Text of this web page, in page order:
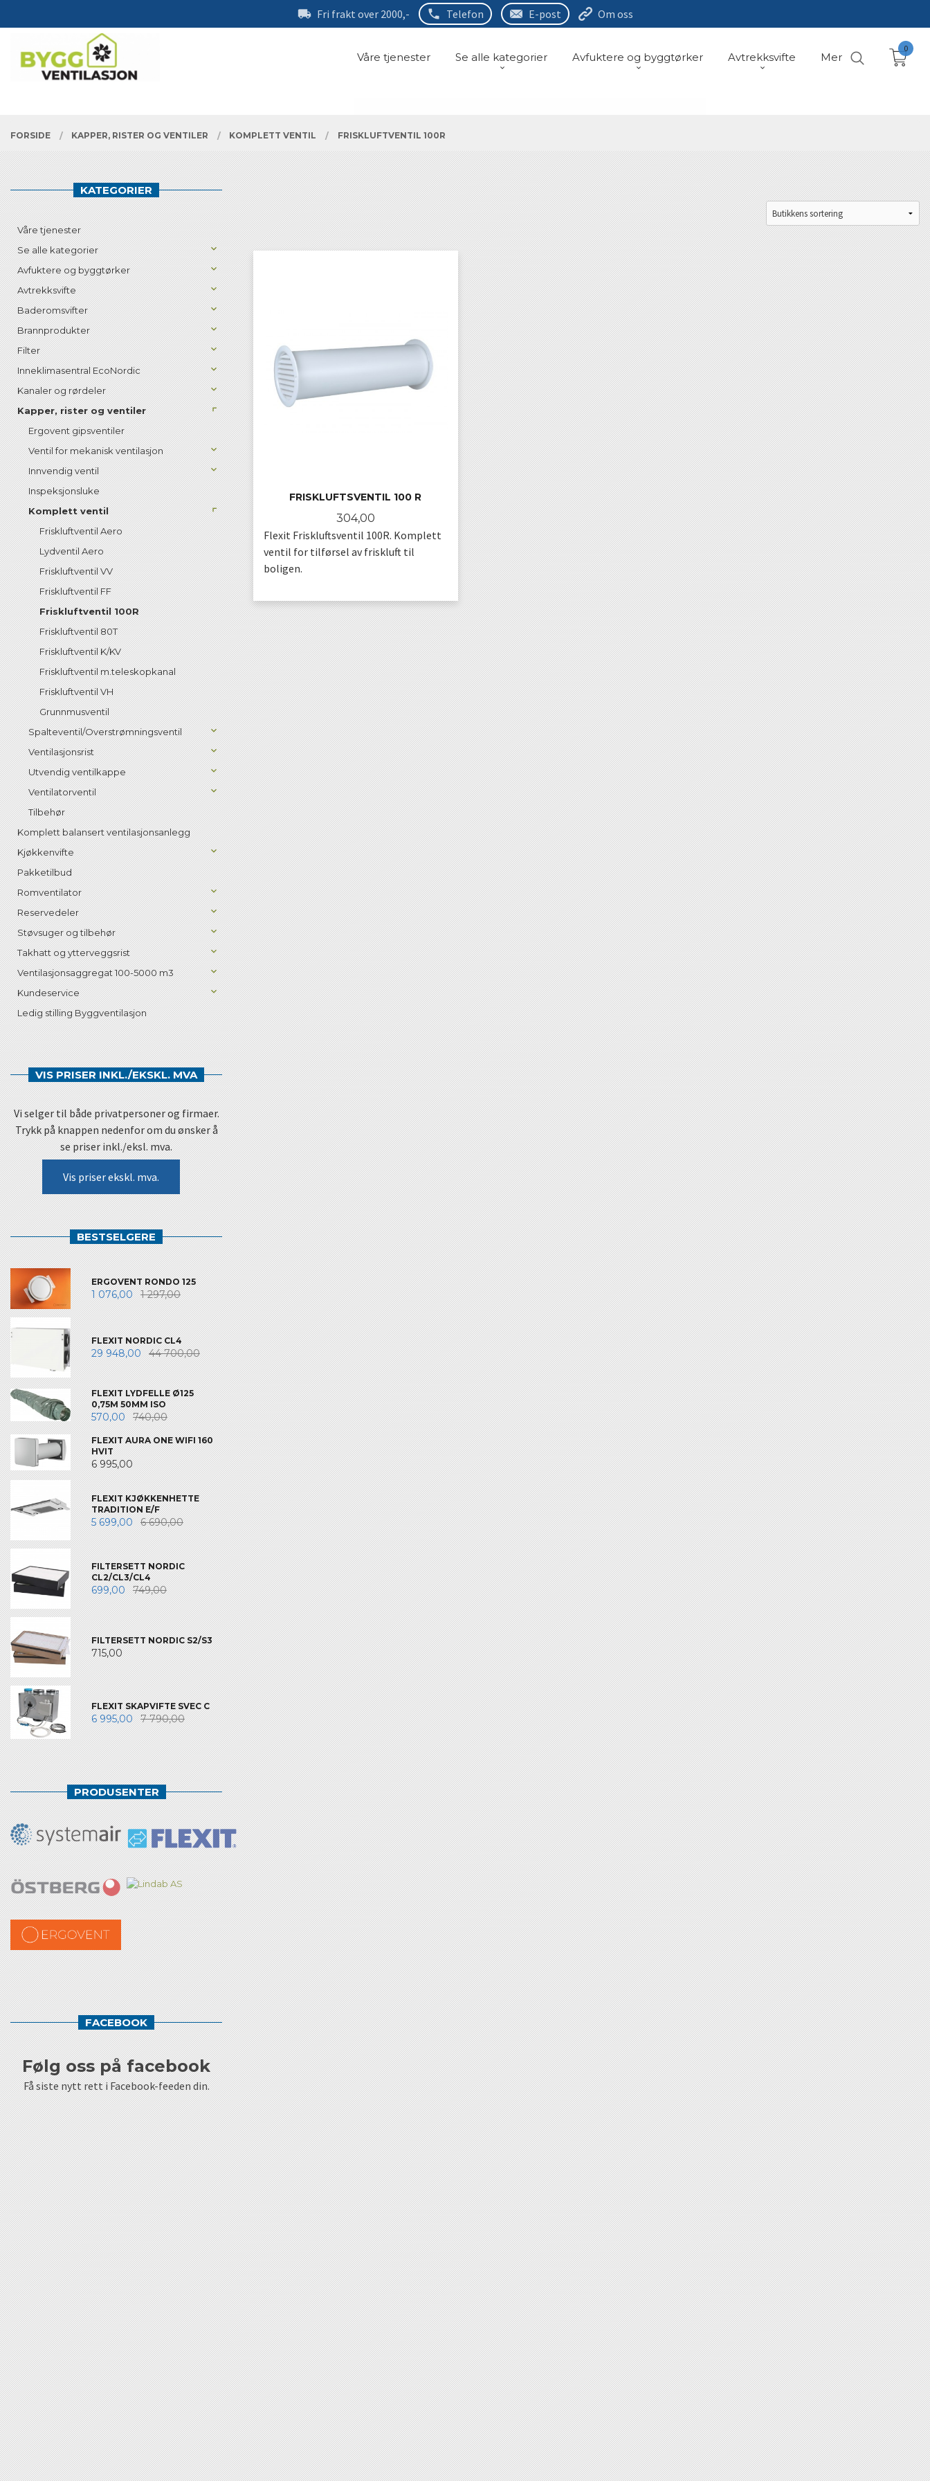
til
Fri frakt over 2000,- Telefon E-post Om oss
PRODUKTER
Våre tjenester Se alle kategorier Avfuktere og byggtørker Avtrekksvifte Mer
0
FORSIDE KAPPER, RISTER OG VENTILER KOMPLETT VENTIL FRISKLUFTVENTIL 100R
FRISKLUFTSVENTIL 100 R
Pris
304,00
KJØP
Flexit Friskluftsventil 100R. Komplett
ventil for tilførsel av friskluft til
boligen.
KATEGORIER
Våre tjenester
Se alle kategorier
Avfuktere og byggtørker
Avtrekksvifte
Baderomsvifter
Brannprodukter
Filter
Inneklimasentral EcoNordic
Kanaler og rørdeler
Kapper, rister og ventiler
Ergovent gipsventiler
Ventil for mekanisk ventilasjon
Innvendig ventil
Inspeksjonsluke
Komplett ventil
Friskluftventil Aero
Lydventil Aero
Friskluftventil VV
Friskluftventil FF
Friskluftventil 100R
Friskluftventil 80T
Friskluftventil K/KV
Friskluftventil m.teleskopkanal
Friskluftventil VH
Grunnmusventil
Spalteventil/Overstrømningsventil
Ventilasjonsrist
Utvendig ventilkappe
Ventilatorventil
Tilbehør
Komplett balansert ventilasjonsanlegg
Kjøkkenvifte
Pakketilbud
Romventilator
Reservedeler
Støvsuger og tilbehør
Takhatt og ytterveggsrist
Ventilasjonsaggregat 100-5000 m3
Kundeservice
Ledig stilling Byggventilasjon
VIS PRISER INKL./EKSKL. MVA
Vi selger til både privatpersoner og firmaer.
Trykk på knappen nedenfor om du ønsker å
se priser inkl./eksl. mva.
Vis priser ekskl. mva.
BESTSELGERE
ERGOVENT RONDO 125
1 076,00 1 297,00
FLEXIT NORDIC CL4
29 948,00 44 700,00
FLEXIT LYDFELLE Ø125
0,75M 50MM ISO
570,00 740,00
FLEXIT AURA ONE WIFI 160
HVIT
6 995,00
FLEXIT KJØKKENHETTE
TRADITION E/F
5 699,00 6 690,00
FILTERSETT NORDIC
CL2/CL3/CL4
699,00 749,00
FILTERSETT NORDIC S2/S3
715,00
FLEXIT SKAPVIFTE SVEC C
6 995,00 7 790,00
PRODUSENTER
FACEBOOK
følg oss på facebook
Få siste nytt rett i Facebook-feeden din.